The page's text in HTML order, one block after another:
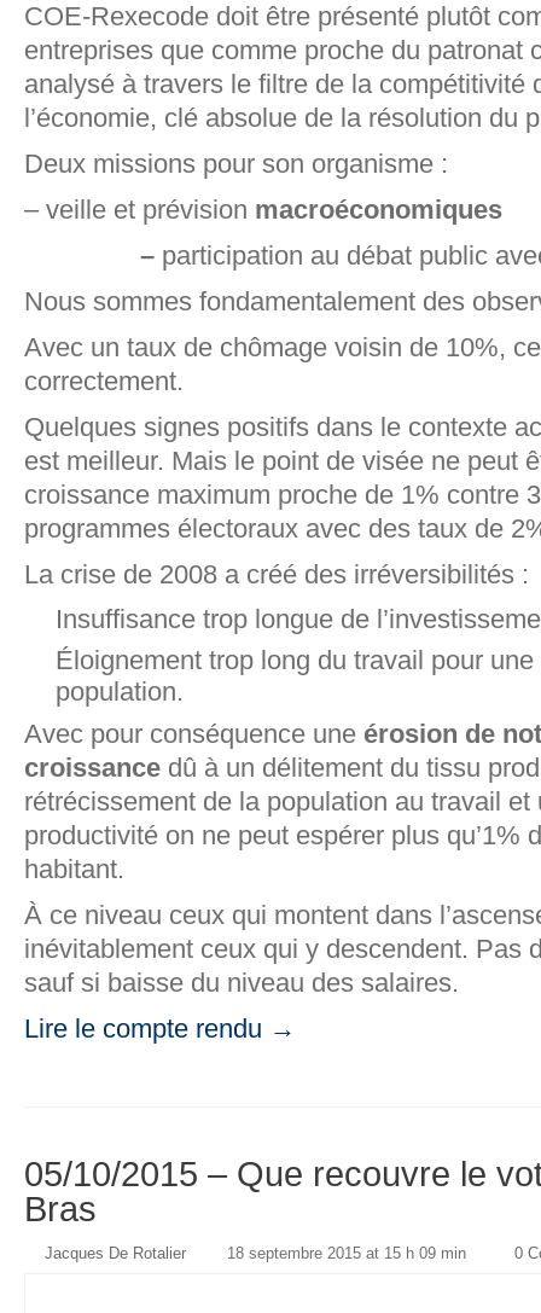
COE-Rexecode doit être présenté plutôt
entreprises que comme proche du patronat
analysé à travers le filtre de la compétitivité
l’économie, clé absolue de la résolution du
Deux missions pour son organisme :
– veille et prévision macroéconomiques
– participation au débat public
Nous sommes fondamentalement des
Avec un taux de chômage voisin de 10%,
correctement.
Quelques signes positifs dans le contexte
est meilleur. Mais le point de visée ne peut
croissance maximum proche de 1% contre
programmes électoraux avec des taux de
La crise de 2008 a créé des irréversibilités :
Insuffisance trop longue de
Éloignement trop long du travail pour
population.
Avec pour conséquence une érosion de
croissance dû à un délitement du tissu
rétrécissement de la population au travail
productivité on ne peut espérer plus qu’1%
habitant.
À ce niveau ceux qui montent dans
inévitablement ceux qui y descendent. Pas
sauf si baisse du niveau des salaires.
Lire le compte rendu →
05/10/2015 – Que recouvre le
Bras
Jacques De Rotalier 18 septembre 2015 at 15 h 09 min 0